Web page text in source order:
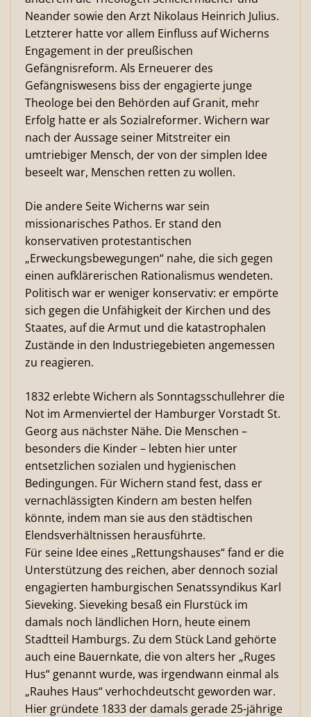
Neander sowie den Arzt Nikolaus Heinrich Julius.
Letzterer hatte vor allem Einfluss auf Wicherns
Engagement in der preußischen
Gefängnisreform. Als Erneuerer des
Gefängniswesens biss der engagierte junge
Theologe bei den Behörden auf Granit, mehr
Erfolg hatte er als Sozialreformer. Wichern war
nach der Aussage seiner Mitstreiter ein
umtriebiger Mensch, der von der simplen Idee
beseelt war, Menschen retten zu wollen.
Die andere Seite Wicherns war sein
missionarisches Pathos. Er stand den
konservativen protestantischen
„Erweckungsbewegungen“ nahe, die sich gegen
einen aufklärerischen Rationalismus wendeten.
Politisch war er weniger konservativ: er empörte
sich gegen die Unfähigkeit der Kirchen und des
Staates, auf die Armut und die katastrophalen
Zustände in den Industriegebieten angemessen
zu reagieren.
1832 erlebte Wichern als Sonntagsschullehrer die
Not im Armenviertel der Hamburger Vorstadt St.
Georg aus nächster Nähe. Die Menschen –
besonders die Kinder – lebten hier unter
entsetzlichen sozialen und hygienischen
Bedingungen. Für Wichern stand fest, dass er
vernachlässigten Kindern am besten helfen
könnte, indem man sie aus den städtischen
Elendsverhältnissen herausführte.
Für seine Idee eines „Rettungshauses“ fand er die
Unterstützung des reichen, aber dennoch sozial
engagierten hamburgischen Senatssyndikus Karl
Sieveking. Sieveking besaß ein Flurstück im
damals noch ländlichen Horn, heute einem
Stadtteil Hamburgs. Zu dem Stück Land gehörte
auch eine Bauernkate, die von alters her „Ruges
Hus“ genannt wurde, was irgendwann einmal als
„Rauhes Haus“ verhochdeutscht geworden war.
Hier gründete 1833 der damals gerade 25-jährige